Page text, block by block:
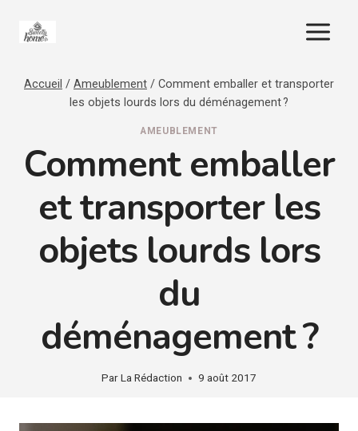
Accueil / Ameublement / Comment emballer et transporter
les objets lourds lors du déménagement ?
AMEUBLEMENT
Comment emballer
et transporter les
objets lourds lors
du
déménagement ?
ParLa Rédaction 9 août 2017